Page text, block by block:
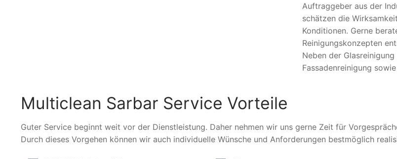
Auftraggeber aus der
schätzen die
Konditionen. Gerne
Reinigungskonzepten
Neben der
Fassadenreinigung
Multiclean Sarbar Service Vorteile
Guter Service beginnt weit vor der Dienstleistung. Daher nehmen wir uns gerne Zeit für
Durch dieses Vorgehen können wir auch individuelle Wünsche und Anforderungen bestmöglich